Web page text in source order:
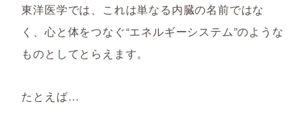
東洋医学では、これは単なる内臓の名前ではな
く、心と体をつなぐ“エネルギーシステム”のような
ものとしてとらえます。
たとえば…